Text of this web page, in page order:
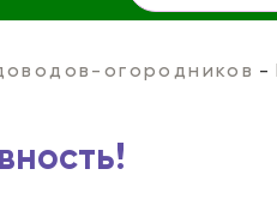
огородников